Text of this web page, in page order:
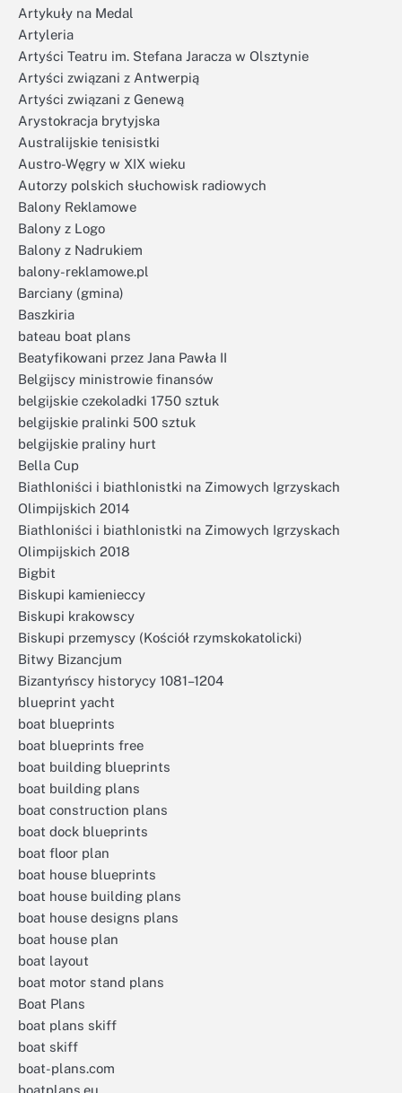
Artykuły na Medal
Artyleria
Artyści Teatru im. Stefana Jaracza w Olsztynie
Artyści związani z Antwerpią
Artyści związani z Genewą
Arystokracja brytyjska
Australijskie tenisistki
Austro-Węgry w XIX wieku
Autorzy polskich słuchowisk radiowych
Balony Reklamowe
Balony z Logo
Balony z Nadrukiem
balony-reklamowe.pl
Barciany (gmina)
Baszkiria
bateau boat plans
Beatyfikowani przez Jana Pawła II
Belgijscy ministrowie finansów
belgijskie czekoladki 1750 sztuk
belgijskie pralinki 500 sztuk
belgijskie praliny hurt
Bella Cup
Biathloniści i biathlonistki na Zimowych Igrzyskach
Olimpijskich 2014
Biathloniści i biathlonistki na Zimowych Igrzyskach
Olimpijskich 2018
Bigbit
Biskupi kamienieccy
Biskupi krakowscy
Biskupi przemyscy (Kościół rzymskokatolicki)
Bitwy Bizancjum
Bizantyńscy historycy 1081–1204
blueprint yacht
boat blueprints
boat blueprints free
boat building blueprints
boat building plans
boat construction plans
boat dock blueprints
boat floor plan
boat house blueprints
boat house building plans
boat house designs plans
boat house plan
boat layout
boat motor stand plans
Boat Plans
boat plans skiff
boat skiff
boat-plans.com
boatplans.eu